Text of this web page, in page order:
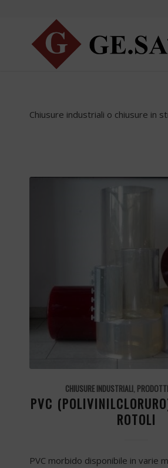
Chiusure industriali o chiusure in
CHIUSURE INDUSTRIALI,
PVC
ROTOLI
PVC morbido disponibile in varie